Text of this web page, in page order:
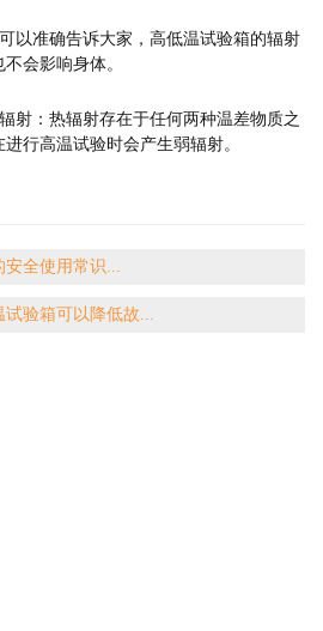
以准确告诉大家，高低温试验箱的辐射
会影响身体。
射：热辐射存在于任何两种温差物质之
行高温试验时会产生弱辐射。
全使用常识...
验箱可以降低故...